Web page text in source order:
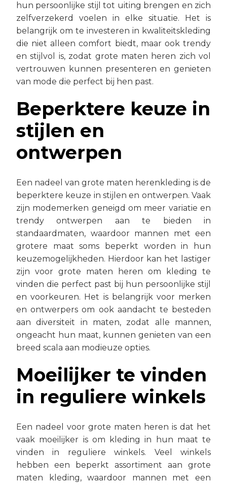
hun persoonlijke stijl tot uiting brengen en zich
zelfverzekerd voelen in elke situatie. Het is
belangrijk om te investeren in kwaliteitskleding
die niet alleen comfort biedt, maar ook trendy
en stijlvol is, zodat grote maten heren zich vol
vertrouwen kunnen presenteren en genieten
van mode die perfect bij hen past.
Beperktere keuze in
stijlen en
ontwerpen
Een nadeel van grote maten herenkleding is de
beperktere keuze in stijlen en ontwerpen. Vaak
zijn modemerken geneigd om meer variatie en
trendy ontwerpen aan te bieden in
standaardmaten, waardoor mannen met een
grotere maat soms beperkt worden in hun
keuzemogelijkheden. Hierdoor kan het lastiger
zijn voor grote maten heren om kleding te
vinden die perfect past bij hun persoonlijke stijl
en voorkeuren. Het is belangrijk voor merken
en ontwerpers om ook aandacht te besteden
aan diversiteit in maten, zodat alle mannen,
ongeacht hun maat, kunnen genieten van een
breed scala aan modieuze opties.
Moeilijker te vinden
in reguliere winkels
Een nadeel voor grote maten heren is dat het
vaak moeilijker is om kleding in hun maat te
vinden in reguliere winkels. Veel winkels
hebben een beperkt assortiment aan grote
maten kleding, waardoor mannen met een